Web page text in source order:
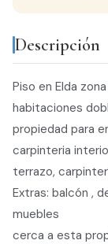
Descripción
Piso en Elda
habitaciones
propiedad para
carpinteria
terrazo,
Extras: balcón ,
muebles
cerca a esta